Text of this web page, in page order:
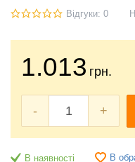
Відгуки: 0
1.013 грн.
- +
В наявності В